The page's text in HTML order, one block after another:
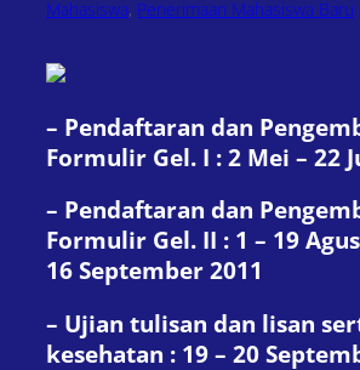
Mahasiswa, Penerimaan Mahasiswa Baru
– Pendaftaran dan
Formulir Gel. I : 2 Mei – 22
– Pendaftaran dan
Formulir Gel. II : 1 – 19
16 September 2011
– Ujian tulisan dan lisan
kesehatan : 19 – 20